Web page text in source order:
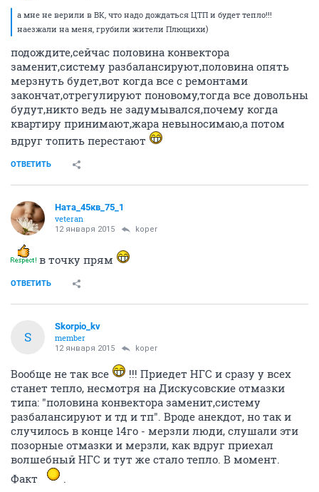
а мне не верили в ВК, что надо дождаться ЦТП и будет тепло!!!
наезжали на меня, грубили жители Плющихи)
подождите,сейчас половина конвектора
заменит,систему разбалансируют,половина опять
мерзнуть будет,вот когда все с ремонтами
закончат,отрегулируют поновому,тогда все довольны
будут,никто ведь не задумывался,почему когда
квартиру принимают,жара невыносимаю,а потом
вдруг топить перестают
ОТВЕТИТЬ
Ната_45кв_75_1
veteran
12 января 2015 koper
в точку прям
ОТВЕТИТЬ
S
Skorpio_kv
member
12 января 2015 koper
Вообще не так все
!!! Приедет НГС и сразу у всех
станет тепло, несмотря на Дискусовские отмазки
типа: "половина конвектора заменит,систему
разбалансируют и тд и тп". Вроде анекдот, но так и
случилось в конце 14го - мерзли люди, слушали эти
позорные отмазки и мерзли, как вдруг приехал
волшебный НГС и тут же стало тепло. В момент.
Факт
.